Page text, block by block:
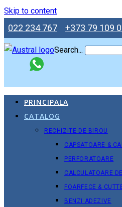
Skip to content
022 234 767 +373 79 109
Search...
PRINCIPALA
CATALOG
RECHIZITE DE BIROU
CAPSATOARE &
PERFORATOARE
CALCULATOARE
FOARFECE &
BENZI ADEZIVE